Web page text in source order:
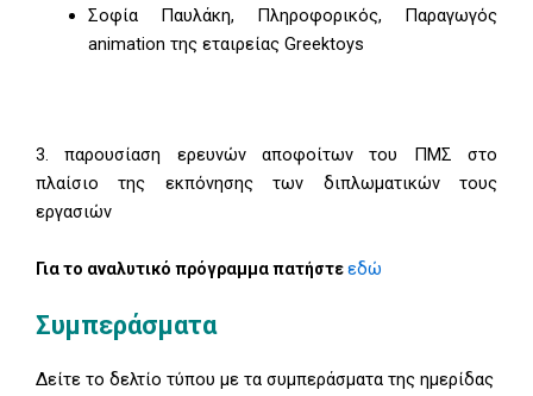
Σοφία Παυλάκη, Πληροφορικός, Παραγωγός
animation της εταιρείας Greektoys
3. παρουσίαση ερευνών αποφοίτων του ΠΜΣ στο
πλαίσιο της εκπόνησης των διπλωματικών τους
εργασιών
Για το αναλυτικό πρόγραμμα πατήστεεδώ
Συμπεράσματα
Δείτε το δελτίο τύπου με τα συμπεράσματα της ημερίδας